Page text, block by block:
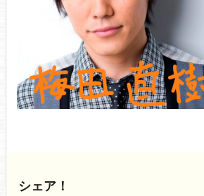
シェア！